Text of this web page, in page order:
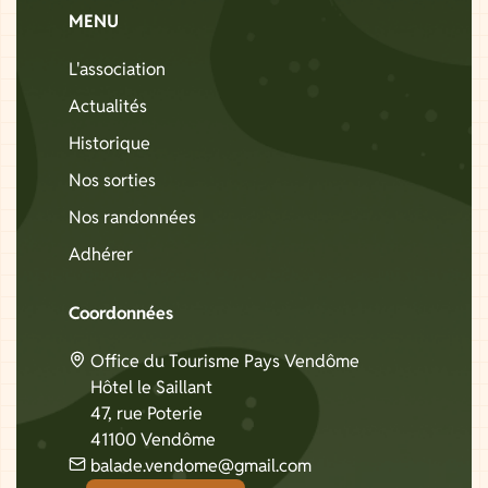
MENU
L'association
Actualités
Historique
Nos sorties
Nos randonnées
Adhérer
Coordonnées
Office du Tourisme Pays Vendôme
Hôtel le Saillant
47, rue Poterie
41100 Vendôme
balade.vendome@gmail.com